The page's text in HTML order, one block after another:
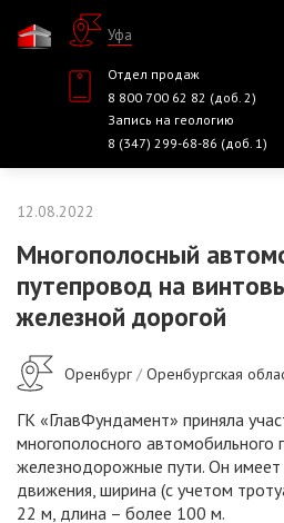
Уфа
Отдел продаж
8 800 700 62 82 (доб. 2)
Запись на геологию
8 (347) 299-68-86 (доб. 1)
12.08.2022
Многополосный
путепровод на
железной дорогой
Оренбург / Оренбургская
ГК «ГлавФундамент» приняла
многополосного автомобильного
железнодорожные пути. Он
движения, ширина (с учетом
22 м, длина – более 100 м.